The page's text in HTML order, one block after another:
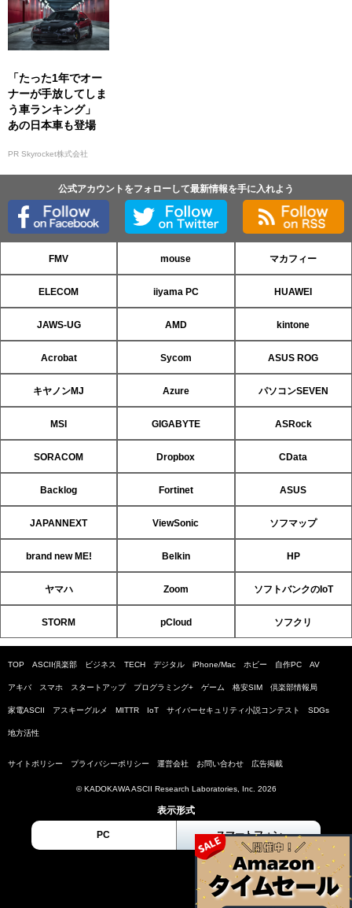
「たった1年でオー
ナーが手放してしま
う車ランキング」
あの日本車も登場
PR Skyrocket株式会社
公式アカウントをフォローして最新情報を手に入れよう
FMV mouse マカフィー
ELECOM iiyama PC HUAWEI
JAWS-UG AMD kintone
Acrobat Sycom ASUS ROG
キヤノンMJ Azure パソコンSEVEN
MSI GIGABYTE ASRock
SORACOM Dropbox CData
Backlog Fortinet ASUS
JAPANNEXT ViewSonic ソフマップ
brand new ME! Belkin HP
ヤマハ Zoom ソフトバンクのIoT
STORM pCloud ソフクリ
TOP ASCII倶楽部 ビジネス TECH デジタル iPhone/Mac ホビー 自作PC AV
アキバ スマホ スタートアップ プログラミング+ ゲーム 格安SIM 倶楽部情報局
家電ASCII アスキーグルメ MITTR IoT サイバーセキュリティ小説コンテスト SDGs
地方活性
サイトポリシー プライバシーポリシー 運営会社 お問い合わせ 広告掲載
© KADOKAWA ASCII Research Laboratories, Inc. 2026
表示形式
PC スマートフォン